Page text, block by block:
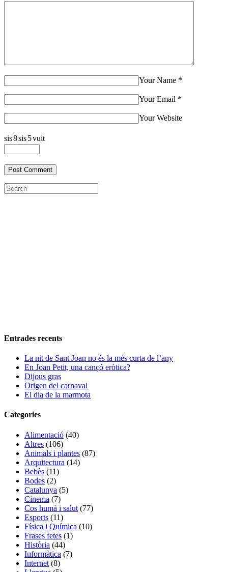
Your Name *
Your Email *
Your Website
sis8sis5vuit
Entrades recents
La nit de Sant Joan no és la més curta de l’any
En Joan Petit, una cançó eròtica?
Dijous gras
Origen del carnaval
El dia de la marmota
Categories
Alimentació (40)
Altres (106)
Animals i plantes (87)
Arquitectura (14)
Bebès (11)
Bodes (2)
Catalunya (5)
Cinema (7)
Cos humà i salut (77)
Esports (11)
Física i Química (10)
Frases fetes (1)
Història (44)
Informàtica (7)
Internet (8)